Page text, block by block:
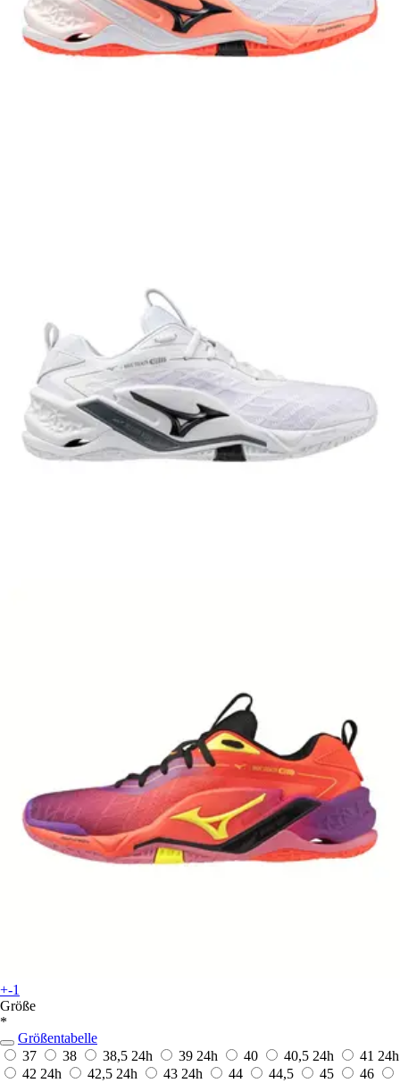
+-1
Größe
*
Größentabelle
37
38 38,5 24h 39 24h 40 40,5 24h 41 24h
42 24h 42,5 24h 43 24h 44 44,5 45
46